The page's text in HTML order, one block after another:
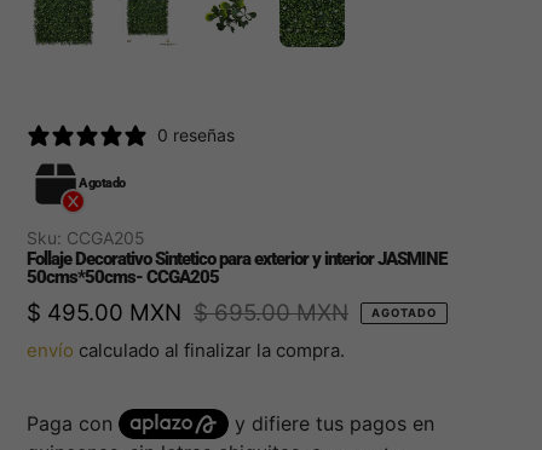
0 reseñas
Agotado
Sku: CCGA205
Follaje Decorativo Sintetico para exterior y interior JASMINE
50cms*50cms- CCGA205
Precio
de
$ 495.00 MXN
Precio
regular
$ 695.00 MXN AGOTADO
envío calculado al finalizar la compra.